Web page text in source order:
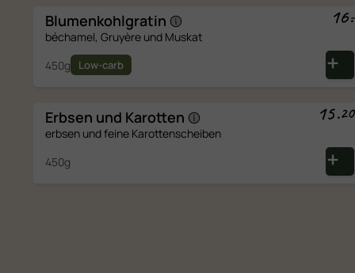
16.-
Blumenkohlgratin
béchamel, Gruyère und Muskat
450g
Low-carb
15.20
Erbsen und Karotten
erbsen und feine Karottenscheiben
450g